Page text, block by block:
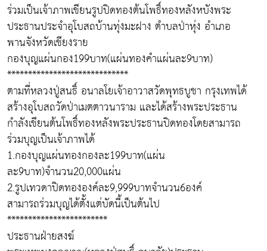
ร่วมเป็นเจ้าภาพเขียนรูปปิดทองต้นโพธิ์ทองหลังหบังพระ
ประธานประจำอุโบสถบ้านทุ่งมะฝาง ตำบลป่าหุ่ง อำเภอ
พานจังหวัดเชียงราย
กองบุญแผ่นกอง199บาท(แผ่นทองคำแผ่นละ9บาท)
*****************************
ตามที่หลวงปู่สนธิ์ อนาลโยเจ้าอาวาสวัดพุทธบูชา กรุงเทพได้
สร้างอุโบสถวัดป่าเมตตาวนาราม และได้สร้างพระประธาน
กำลังเขียนต้นโพธิ์ทองหลังพระประธานปิดทองโดยสามารถ
ร่วมบุญเป็นเจ้าภาพได้
1.กองบุญแผ่นทองกองละ199บาท(แผ่น
ละ9บาท)จำนวน20,000แผ่น
2.รูปเทวดาปิดทององค์ละ9,999บาทจำนวน6องค์
สามารถร่วมบุญได้ตั้งแต่บัดนี้เป็นต้นไป
************************
ประธานฝ่ายสงฆ์